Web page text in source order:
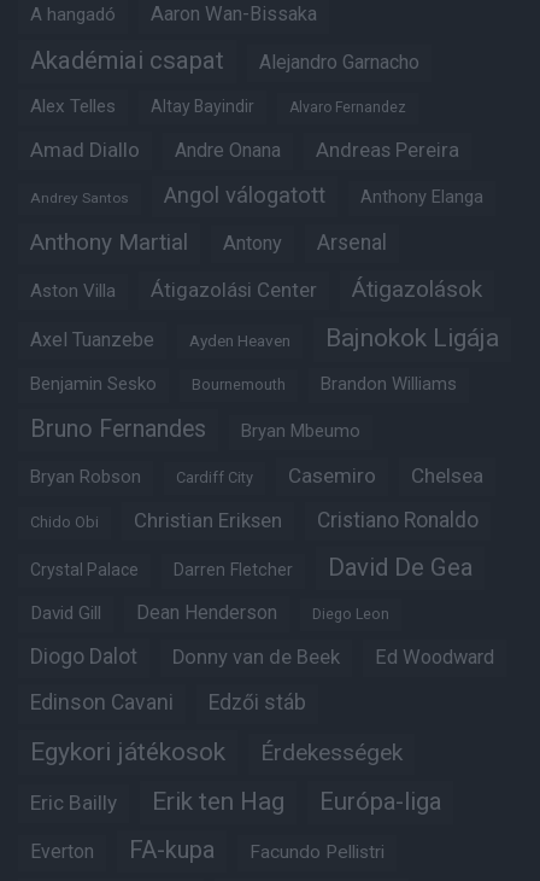
A hangadó Aaron Wan-Bissaka
Akadémiai csapat Alejandro Garnacho
Alex Telles Altay Bayindir Alvaro Fernandez
Amad Diallo Andre Onana Andreas Pereira
Andrey Santos Angol válogatott Anthony Elanga
Anthony Martial Antony Arsenal
Aston Villa Átigazolási Center Átigazolások
Axel Tuanzebe Ayden Heaven Bajnokok Ligája
Benjamin Sesko Bournemouth Brandon Williams
Bruno Fernandes Bryan Mbeumo
Bryan Robson Cardiff City Casemiro Chelsea
Chido Obi Christian Eriksen Cristiano Ronaldo
Crystal Palace Darren Fletcher David De Gea
David Gill Dean Henderson Diego Leon
Diogo Dalot Donny van de Beek Ed Woodward
Edinson Cavani Edzői stáb
Egykori játékosok Érdekességek
Eric Bailly Erik ten Hag Európa-liga
Everton FA-kupa Facundo Pellistri